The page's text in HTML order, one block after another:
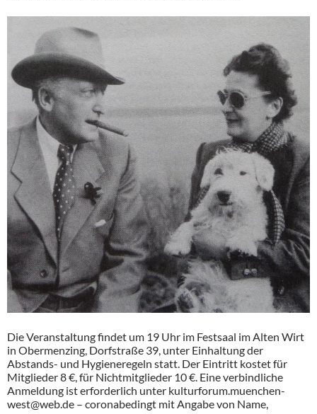
Die Veranstaltung findet um 19 Uhr im Festsaal im Alten Wirt
in Obermenzing, Dorfstraße 39, unter Einhaltung der
Abstands- und Hygieneregeln statt. Der Eintritt kostet für
Mitglieder 8 €, für Nichtmitglieder 10 €. Eine verbindliche
Anmeldung ist erforderlich unter kulturforum.muenchen-
west@web.de – coronabedingt mit Angabe von Name,